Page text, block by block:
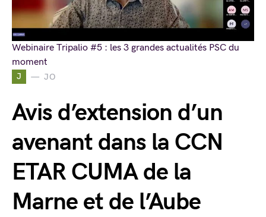
J JO
Avis d’extension d’un
avenant dans la CCN
ETAR CUMA de la
Marne et de l’Aube
Webinaire Tripalio #5 : les 3 grandes actualités PSC du
moment